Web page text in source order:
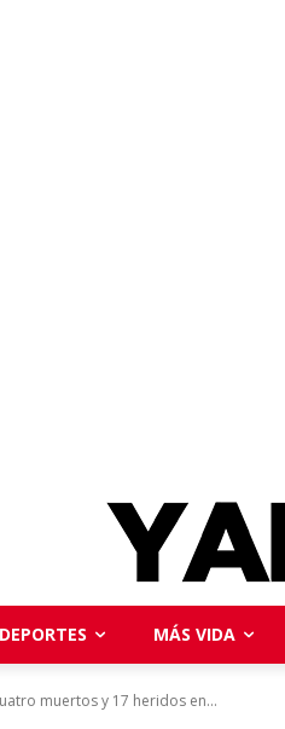
DEPORTES MÁS VIDA
muertos y 17 heridos en...